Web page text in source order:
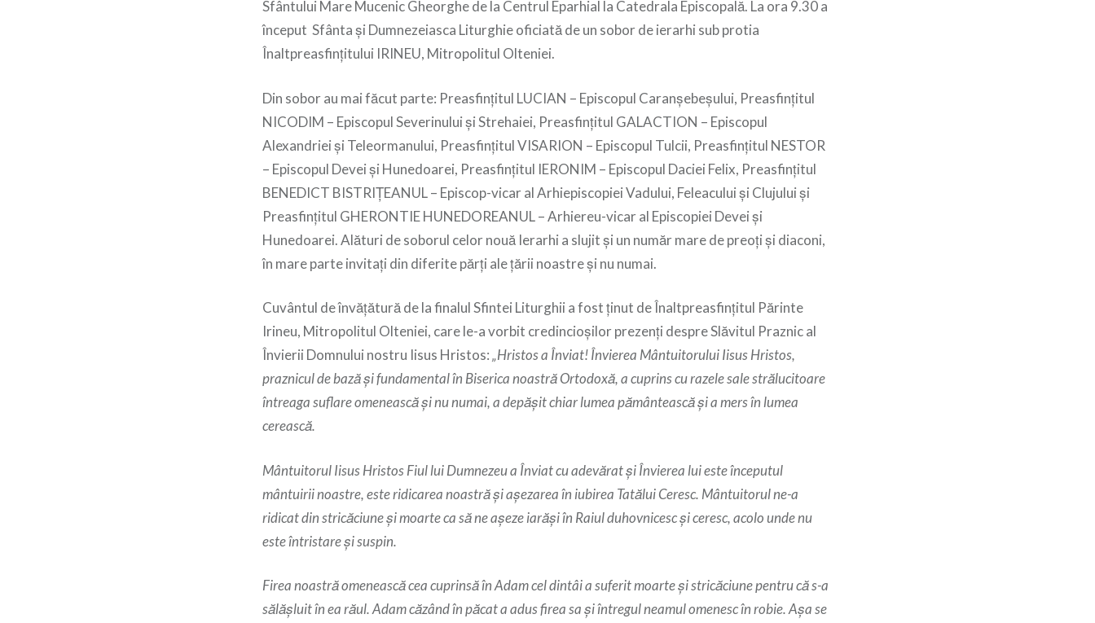
Sfântului Mare Mucenic Gheorghe de la Centrul Eparhial la Catedrala Episcopală. La ora 9.30 a
început Sfânta şi Dumnezeiasca Liturghie oficiată de un sobor de ierarhi sub protia
Înaltpreasfinţitului IRINEU, Mitropolitul Olteniei.
Din sobor au mai făcut parte: Preasfinţitul LUCIAN – Episcopul Caranșebeșului, Preasfinţitul
NICODIM – Episcopul Severinului și Strehaiei, Preasfinţitul GALACTION – Episcopul
Alexandriei şi Teleormanului, Preasfinţitul VISARION – Episcopul Tulcii, Preasfinţitul NESTOR
– Episcopul Devei și Hunedoarei, Preasfinţitul IERONIM – Episcopul Daciei Felix, Preasfinţitul
BENEDICT BISTRIŢEANUL – Episcop-vicar al Arhiepiscopiei Vadului, Feleacului şi Clujului şi
Preasfinţitul GHERONTIE HUNEDOREANUL – Arhiereu-vicar al Episcopiei Devei și
Hunedoarei. Alături de soborul celor nouă Ierarhi a slujit și un număr mare de preoți și diaconi,
în mare parte invitați din diferite părți ale țării noastre și nu numai.
Cuvântul de învățătură de la finalul Sfintei Liturghii a fost ținut de Înaltpreasfințitul Părinte
Irineu, Mitropolitul Olteniei, care le-a vorbit credincioșilor prezenți despre Slăvitul Praznic al
Învierii Domnului nostru Iisus Hristos:„Hristos a Înviat! Învierea Mântuitorului Iisus Hristos,
praznicul de bază și fundamental în Biserica noastră Ortodoxă, a cuprins cu razele sale strălucitoare
întreaga suflare omenească și nu numai, a depășit chiar lumea pământească şi a mers în lumea
cerească.
Mântuitorul Iisus Hristos Fiul lui Dumnezeu a Înviat cu adevărat și Învierea lui este începutul
mântuirii noastre, este ridicarea noastră și așezarea în iubirea Tatălui Ceresc. Mântuitorul ne-a
ridicat din stricăciune și moarte ca să ne așeze iarăși în Raiul duhovnicesc și ceresc, acolo unde nu
este întristare și suspin.
Firea noastră omenească cea cuprinsă în Adam cel dintâi a suferit moarte și stricăciune pentru că s-a
sălăşluit în ea răul. Adam căzând în păcat a adus firea sa și întregul neamul omenesc în robie. Așa se